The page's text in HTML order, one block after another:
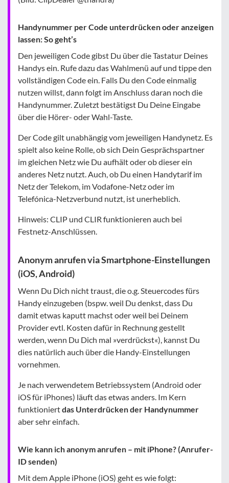
Handynummer per Code unterdrücken oder anzeigen
lassen: So geht’s
Den jeweiligen Code gibst Du über die Tastatur Deines
Handys ein. Rufe dazu das Wahlmenü auf und tippe den
vollständigen Code ein. Falls Du den Code einmalig
nutzen willst, dann folgt im Anschluss daran noch die
Handynummer. Zuletzt bestätigst Du Deine Eingabe
über die Hörer- oder Wahl-Taste.
Der Code gilt unabhängig vom jeweiligen Handynetz. Es
spielt also keine Rolle, ob sich Dein Gesprächspartner
im gleichen Netz wie Du aufhält oder ob dieser ein
anderes Netz nutzt. Auch, ob Du einen Handytarif im
Netz der Telekom, im Vodafone-Netz oder im
Telefónica-Netzverbund nutzt, ist unerheblich.
Hinweis: CLIP und CLIR funktionieren auch bei
Festnetz-Anschlüssen.
Anonym anrufen via Smartphone-Einstellungen
(iOS, Android)
Wenn Du Dich nicht traust, die o.g. Steuercodes fürs
Handy einzugeben (bspw. weil Du denkst, dass Du
damit etwas kaputt machst oder weil bei Deinem
Provider evtl. Kosten dafür in Rechnung gestellt
werden, wenn Du Dich mal »verdrückst«), kannst Du
dies natürlich auch über die Handy-Einstellungen
vornehmen.
Je nach verwendetem Betriebssystem (Android oder
iOS für iPhones) läuft das etwas anders. Im Kern
funktioniertdas Unterdrücken der Handynummer
aber sehr einfach.
Wie kann ich anonym anrufen – mit iPhone? (Anrufer-
ID senden)
Mit dem Apple iPhone (iOS) geht es wie folgt: